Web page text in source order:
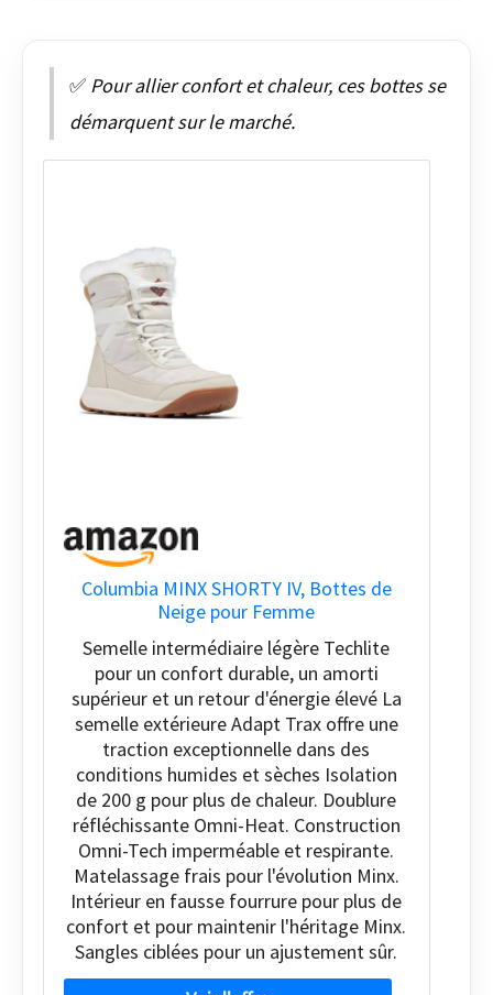
✅ Pour allier confort et chaleur, ces bottes se
démarquent sur le marché.
Columbia MINX SHORTY IV, Bottes de
Neige pour Femme
Semelle intermédiaire légère Techlite
pour un confort durable, un amorti
supérieur et un retour d'énergie élevé La
semelle extérieure Adapt Trax offre une
traction exceptionnelle dans des
conditions humides et sèches Isolation
de 200 g pour plus de chaleur. Doublure
réfléchissante Omni-Heat. Construction
Omni-Tech imperméable et respirante.
Matelassage frais pour l'évolution Minx.
Intérieur en fausse fourrure pour plus de
confort et pour maintenir l'héritage Minx.
Sangles ciblées pour un ajustement sûr.